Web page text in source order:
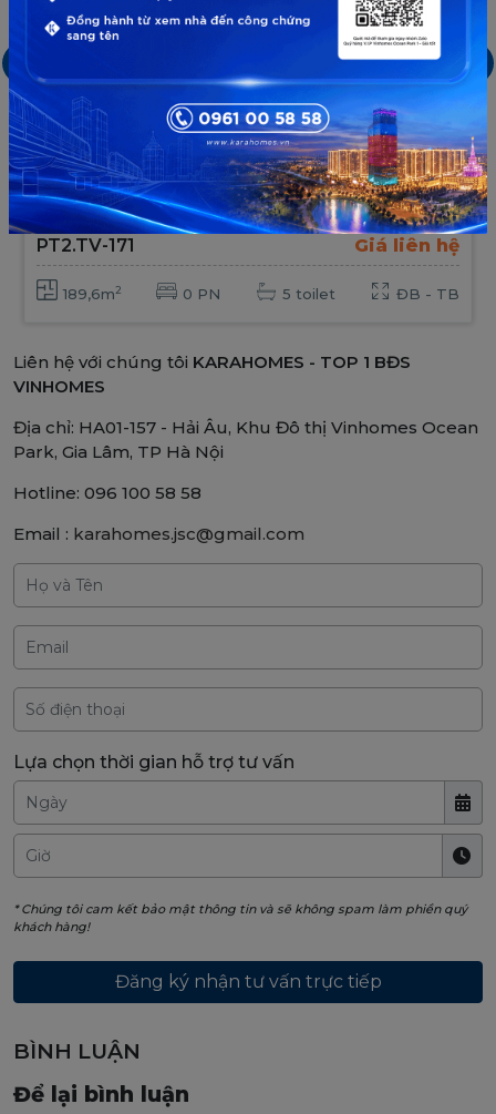
Mega Grand World Hà Nội The Venice Từ Vinhomes
Xã Long Hưng, Nghĩa Trụ, Văn Giang, Hưng Yên
Bán Shop Mega Grand World Hà Nội Phố Tây
2, PT2.TV-171, Căn góc view sông vs cầu Đông
Tây
PT2.TV-171
Giá liên hệ
189,6m2 0 PN 5 toilet ĐB - TB
Liên hệ với chúng tôi KARAHOMES - TOP 1 BĐS
VINHOMES
Địa chỉ: HA01-157 - Hải Âu, Khu Đô thị Vinhomes Ocean
Park, Gia Lâm, TP Hà Nội
Hotline: 096 100 58 58
Email : karahomes.jsc@gmail.com
Lựa chọn thời gian hỗ trợ tư vấn
* Chúng tôi cam kết bảo mật thông tin và sẽ không spam làm phiền quý
khách hàng!
BÌNH LUẬN
Để lại bình luận